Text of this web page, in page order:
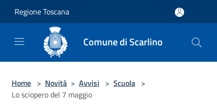
Regione Toscana
Comune di Scarlino
Home > Novità > Avvisi > Scuola >
Lo sciopero del 7 maggio